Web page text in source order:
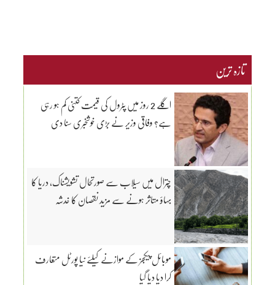
تازہ ترین
اگلے 2 روز میں پٹرول کی قیمت کتنی کم ہو رہی
ہے؟ وفاقی وزیر نے بڑی خوشخبری سنا دی
چترال میں سیلاب سے صورتحال تشویشناک، دریا کا
بہاؤ متاثر ہونے سے مزید نقصان کا خدشہ
موبائل پیکجز کے موازنے کیلئے نیا پورٹل متعارف
کرا دیا دیا گیا